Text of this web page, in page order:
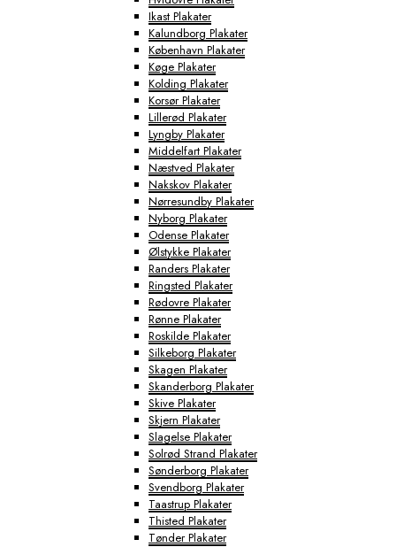
Ikast Plakater
Kalundborg Plakater
København Plakater
Køge Plakater
Kolding Plakater
Korsør Plakater
Lillerød Plakater
Lyngby Plakater
Middelfart Plakater
Næstved Plakater
Nakskov Plakater
Nørresundby Plakater
Nyborg Plakater
Odense Plakater
Ølstykke Plakater
Randers Plakater
Ringsted Plakater
Rødovre Plakater
Rønne Plakater
Roskilde Plakater
Silkeborg Plakater
Skagen Plakater
Skanderborg Plakater
Skive Plakater
Skjern Plakater
Slagelse Plakater
Solrød Strand Plakater
Sønderborg Plakater
Svendborg Plakater
Taastrup Plakater
Thisted Plakater
Tønder Plakater